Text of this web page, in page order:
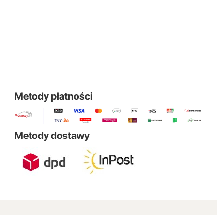
Metody płatności
Metody dostawy